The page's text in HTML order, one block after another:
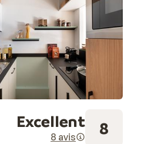
Excellent
8 avis 8